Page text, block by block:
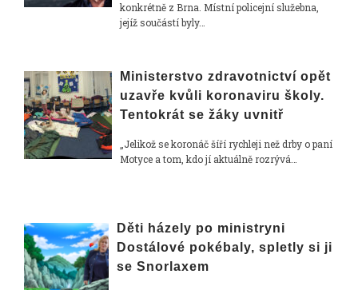
konkrétně z Brna. Místní policejní služebna,
jejíž součástí byly…
Ministerstvo zdravotnictví opět
uzavře kvůli koronaviru školy.
Tentokrát se žáky uvnitř
„Jelikož se koronáč šíří rychleji než drby o paní
Motyce a tom, kdo jí aktuálně rozrývá…
Děti házely po ministryni
Dostálové pokébaly, spletly si ji
se Snorlaxem